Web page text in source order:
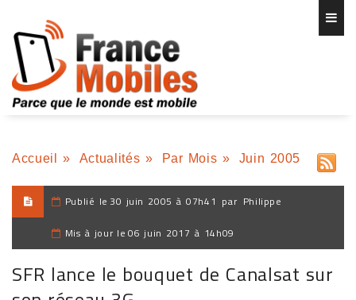
Accueil » Actualités » Par Mois » Juin 2005
Publié le 30 juin 2005 à 07h41 par Philippe
Mis à jour le 06 juin 2017 à 14h09
SFR lance le bouquet de Canalsat sur